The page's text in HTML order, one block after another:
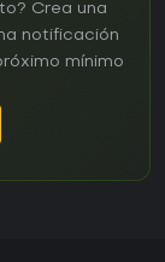
Crea una
notificación
mínimo